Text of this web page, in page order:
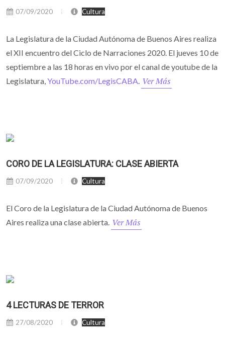
07/09/2020 Cultura
La Legislatura de la Ciudad Autónoma de Buenos Aires realiza
el XII encuentro del Ciclo de Narraciones 2020. El jueves 10 de
septiembre a las 18 horas en vivo por el canal de youtube de la
Legislatura,YouTube.com/LegisCABA. Ver Más
CORO DE LA LEGISLATURA: CLASE ABIERTA
07/09/2020 Cultura
El Coro de la Legislatura de la Ciudad Autónoma de Buenos
Aires realiza una clase abierta. Ver Más
4 LECTURAS DE TERROR
27/08/2020 Cultura